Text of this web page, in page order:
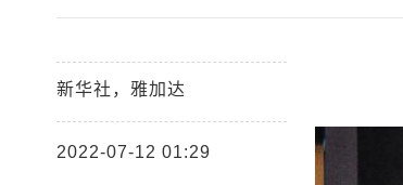
新华社，雅加达
2022-07-12 01:29